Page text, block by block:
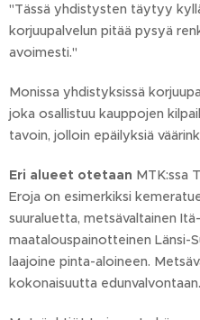
"Tässä yhdistysten täytyy
korjuupalvelun pitää pysyä
avoimesti."
Monissa yhdistyksissä
joka osallistuu kauppojen
tavoin, jolloin epäilyksiä
Eri alueet otetaan MTK:ssa
Eroja on esimerkiksi
suuraluetta, metsävaltainen
maatalouspainotteinen Länsi-
laajoine pinta-aloineen.
kokonaisuutta edunvalvontaan.